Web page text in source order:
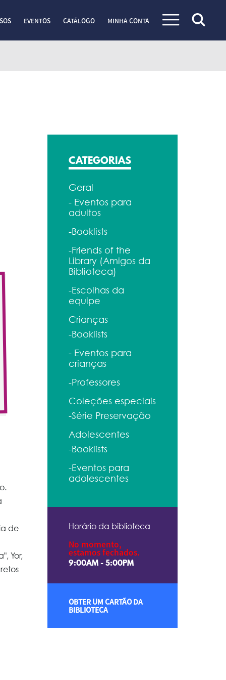
EVENTOS CATÁLOGO MINHA CONTA
de
Yor,
CATEGORIAS
Geral
- Eventos para
adultos
-Booklists
-Friends of the
Library (Amigos da
Biblioteca)
-Escolhas da
equipe
Crianças
-Booklists
- Eventos para
crianças
-Professores
Coleções especiais
-Série Preservação
Adolescentes
-Booklists
-Eventos para
adolescentes
Horário da biblioteca
No momento,
estamos fechados.
9:00AM - 5:00PM
OBTER UM CARTÃO DA
BIBLIOTECA